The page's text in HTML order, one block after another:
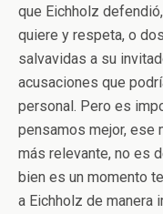
que Eichholz
quiere y respeta, o
salvavidas a su
acusaciones que
personal. Pero es
pensamos mejor, ese
más relevante, no es
bien es un momento
a Eichholz de manera